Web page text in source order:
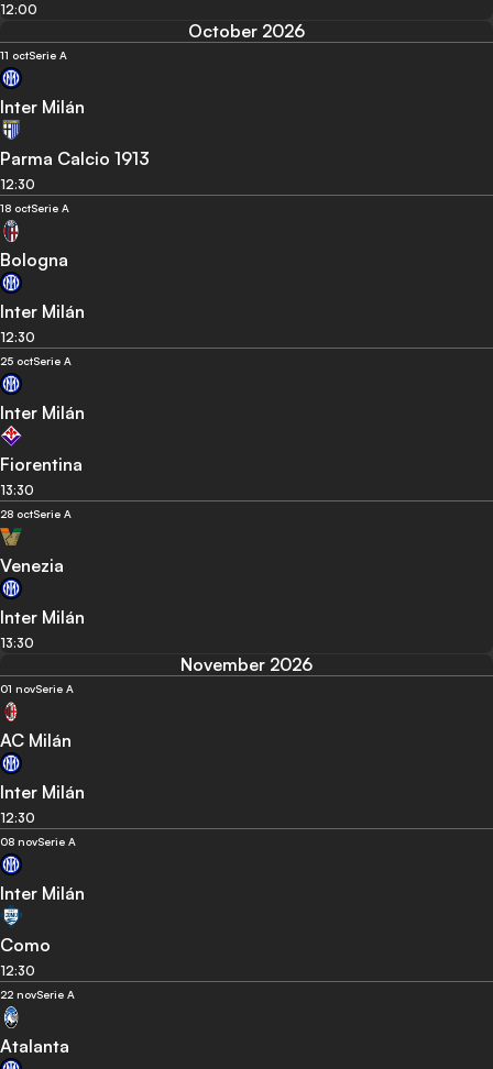
12:00
October 2026
11 octSerie A
Inter Milán
Parma Calcio 1913
12:30
18 octSerie A
Bologna
Inter Milán
12:30
25 octSerie A
Inter Milán
Fiorentina
13:30
28 octSerie A
Venezia
Inter Milán
13:30
November 2026
01 novSerie A
AC Milán
Inter Milán
12:30
08 novSerie A
Inter Milán
Como
12:30
22 novSerie A
Atalanta